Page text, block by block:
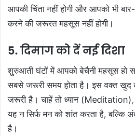
आपकी चिंता नहीं होगी और आपको भी
करने की जरूरत महसूस नहीं होगी।
5. दिमाग को दें नई दिशा
शुरुआती घंटों में आपको बेचैनी महसूस हो
सबसे जरूरी समय होता है। इस वक्त खुद
जरूरी है। चाहें तो ध्यान (Meditation),
यह न सिर्फ मन को शांत करता है, बल्कि
है।